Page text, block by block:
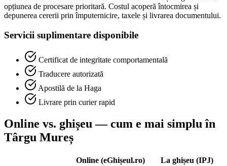
opțiunea de procesare prioritară. Costul acoperă întocmirea și
depunerea cererii prin împuternicire, taxele și livrarea documentului.
Servicii suplimentare disponibile
Certificat de integritate comportamentală
Traducere autorizată
Apostilă de la Haga
Livrare prin curier rapid
Online vs. ghișeu — cum e mai simplu în
Târgu Mureș
Online (eGhișeul.ro)
La ghișeu (IPJ)